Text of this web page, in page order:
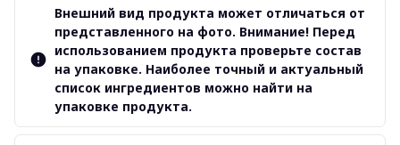
Внешний вид продукта может отличаться от
представленного на фото. Внимание! Перед
использованием продукта проверьте состав
на упаковке. Наиболее точный и актуальный
список ингредиентов можно найти на
упаковке продукта.